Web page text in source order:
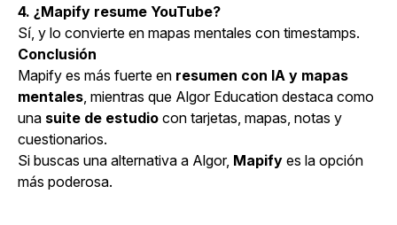
4. ¿Mapify resume YouTube?
Sí, y lo convierte en mapas mentales con timestamps.
Conclusión
Mapify es más fuerte en resumen con IA y mapas
mentales , mientras que Algor Education destaca como
una suite de estudio con tarjetas, mapas, notas y
cuestionarios.
Si buscas una alternativa a Algor, Mapify es la opción
más poderosa.